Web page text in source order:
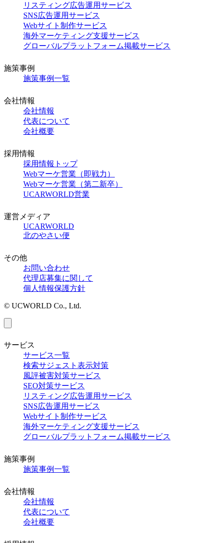
リスティング広告運用サービス
SNS広告運用サービス
Webサイト制作サービス
海外マーケティング支援サービス
グローバルプラットフォーム掲載サービス
施策事例
施策事例一覧
会社情報
会社情報
代表について
会社概要
採用情報
採用情報トップ
Webマーケ営業（即戦力）
Webマーケ営業（第二新卒）
UCARWORLD営業
運営メディア
UCARWORLD
北のやさい便
その他
お問い合わせ
代理店募集に関して
個人情報保護方針
© UCWORLD Co., Ltd.
サービス
サービス一覧
検索サジェスト表示対策
風評被害対策サービス
SEO対策サービス
リスティング広告運用サービス
SNS広告運用サービス
Webサイト制作サービス
海外マーケティング支援サービス
グローバルプラットフォーム掲載サービス
施策事例
施策事例一覧
会社情報
会社情報
代表について
会社概要